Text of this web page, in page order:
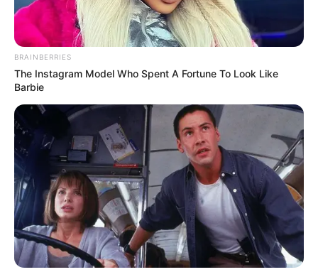
Japan's Oldest Doctors Say Memory Loss Isn't Age:
Just Stop Drinking These 3 Beverages
NEUROMIND PRO
BRAINBERRIES
The Instagram Model Who Spent A Fortune To Look Like
Barbie